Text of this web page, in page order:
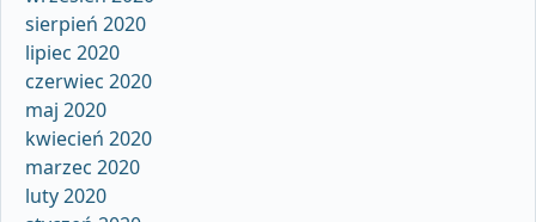
sierpień 2020
lipiec 2020
czerwiec 2020
maj 2020
kwiecień 2020
marzec 2020
luty 2020